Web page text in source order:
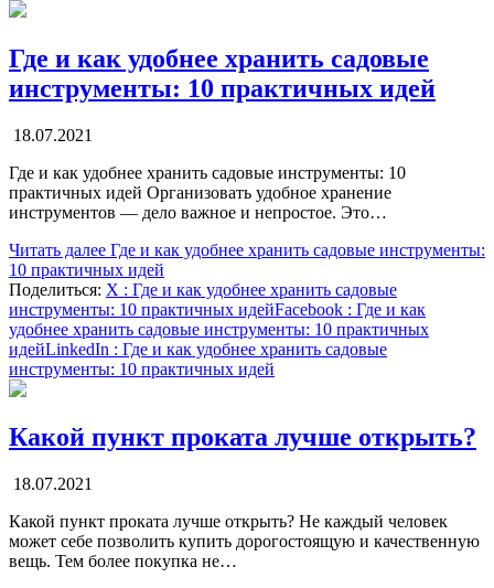
Где и как удобнее хранить садовые
инструменты: 10 практичных идей
18.07.2021
Где и как удобнее хранить садовые инструменты: 10
практичных идей Организовать удобное хранение
инструментов — дело важное и непростое. Это…
Читать далее Где и как удобнее хранить садовые инструменты:
10 практичных идей
Поделиться: X : Где и как удобнее хранить садовые
инструменты: 10 практичных идейFacebook : Где и как
удобнее хранить садовые инструменты: 10 практичных
идейLinkedIn : Где и как удобнее хранить садовые
инструменты: 10 практичных идей
Какой пункт проката лучше открыть?
18.07.2021
Какой пункт проката лучше открыть? Не каждый человек
может себе позволить купить дорогостоящую и качественную
вещь. Тем более покупка не…